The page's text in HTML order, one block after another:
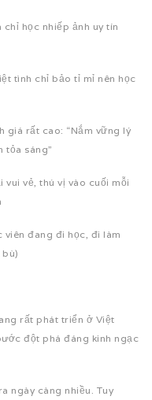
chỉ học nhiếp ảnh uy tín
tình chỉ bảo tỉ mỉ nên học
giá rất cao: “Nắm vững lý
tỏa sáng”
vẻ, thú vị vào cuối mỗi
viên đang đi học, đi làm
rất phát triển ở Việt
đột phá đáng kinh ngạc
ngày càng nhiều. Tuy